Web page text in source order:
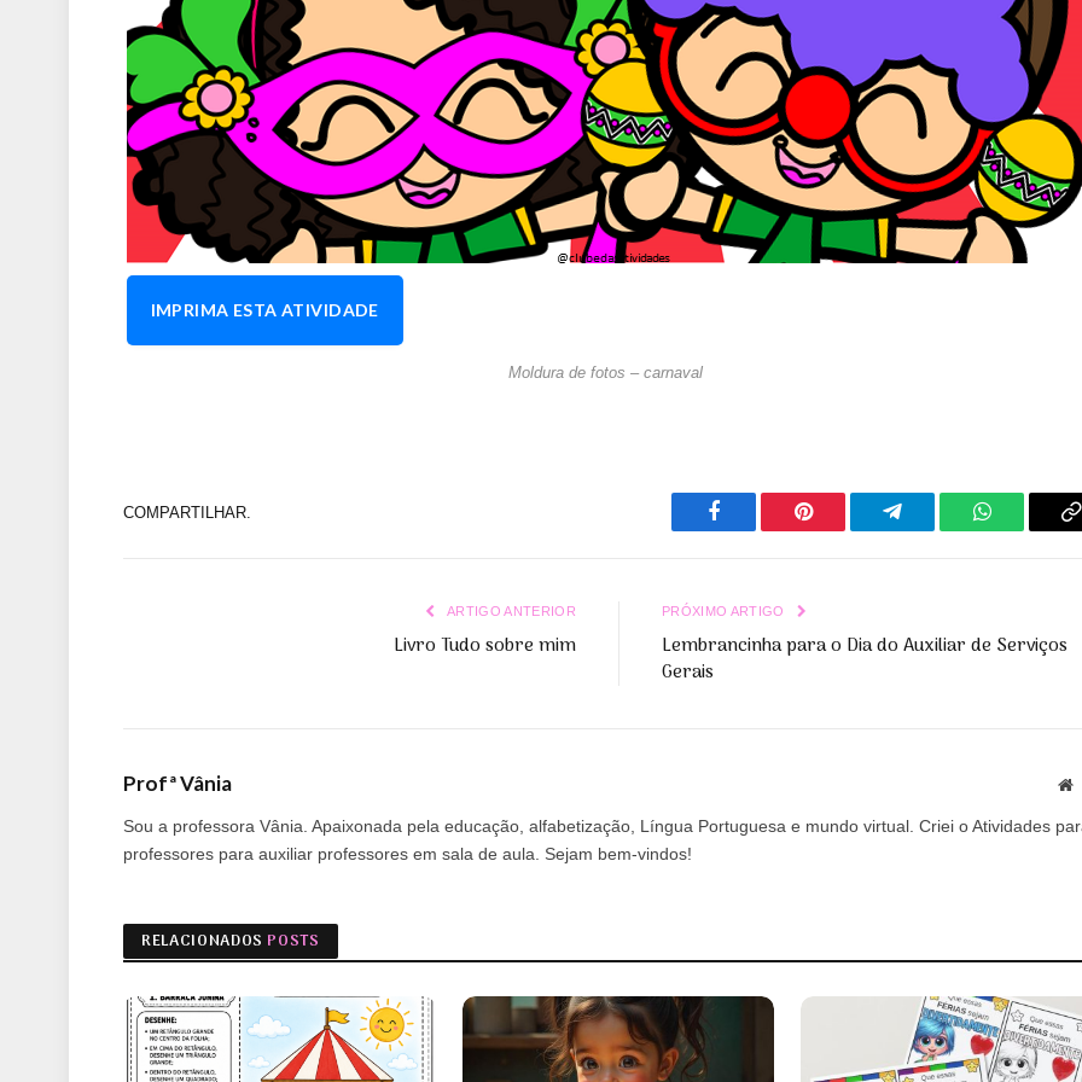
IMPRIMA ESTA ATIVIDADE
Moldura de fotos – carnaval
COMPARTILHAR.
Facebook Pinterest TelegramaWhatsApp
ARTIGO ANTERIOR
Livro Tudo sobre mim
PRÓXIMO ARTIGO
Lembrancinha para o Dia do Auxiliar de Serviços
Gerais
Profª Vânia
Sou a professora Vânia. Apaixonada pela educação, alfabetização, Língua Portuguesa e mundo virtual. Criei o Atividades
professores para auxiliar professores em sala de aula. Sejam bem-vindos!
RELACIONADOS POSTS